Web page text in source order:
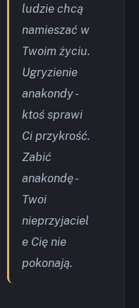
ludzie chcą
namieszać w
Twoim życiu.
Ugryzienie
anakondy -
ktoś sprawi
Ci przykrość.
Zabić
anakondę -
Twoi
nieprzyjaciel
e Cię nie
pokonają.